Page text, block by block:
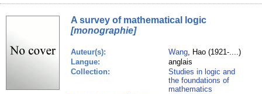
A survey of mathematical logic
[monographie]
Auteur(s): Wang, Hao (1921-....)
Langue:
anglais
Collection:
Studies in logic and
the foundations of
mathematics